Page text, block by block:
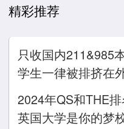
精彩推荐
只收国内211&985
学生一律被排挤在
2024年QS和THE
英国大学是你的梦